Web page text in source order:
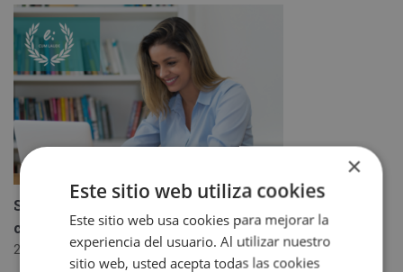
Sello Cum laude 2026: un reconocimiento al
compromiso de Veigler Formación
22 junio, 2026
×
Este sitio web utiliza cookies
Este sitio web usa cookies para mejorar la
experiencia del usuario. Al utilizar nuestro
sitio web, usted acepta todas las cookies